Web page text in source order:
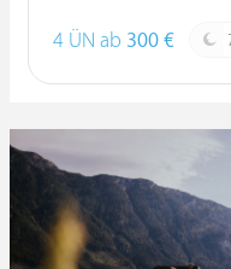
4 ÜN ab 300 €